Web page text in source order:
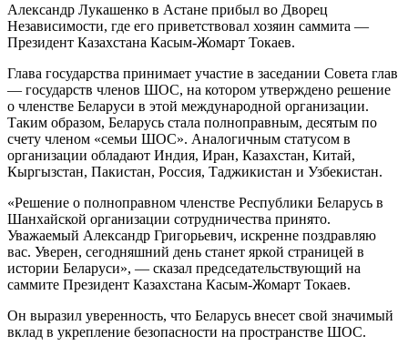
Александр Лукашенко в Астане прибыл во Дворец
Независимости, где его приветствовал хозяин саммита —
Президент Казахстана Касым-Жомарт Токаев.
Глава государства принимает участие в заседании Совета глав
— государств членов ШОС, на котором утверждено решение
о членстве Беларуси в этой международной организации.
Таким образом, Беларусь стала полноправным, десятым по
счету членом «семьи ШОС». Аналогичным статусом в
организации обладают Индия, Иран, Казахстан, Китай,
Кыргызстан, Пакистан, Россия, Таджикистан и Узбекистан.
«Решение о полноправном членстве Республики Беларусь в
Шанхайской организации сотрудничества принято.
Уважаемый Александр Григорьевич, искренне поздравляю
вас. Уверен, сегодняшний день станет яркой страницей в
истории Беларуси», — сказал председательствующий на
саммите Президент Казахстана Касым-Жомарт Токаев.
Он выразил уверенность, что Беларусь внесет свой значимый
вклад в укрепление безопасности на пространстве ШОС.